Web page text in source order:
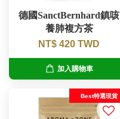
德國SanctBernhard鎮咳
養肺複方茶
NT$ 420 TWD
加入購物車
Best特選現貨